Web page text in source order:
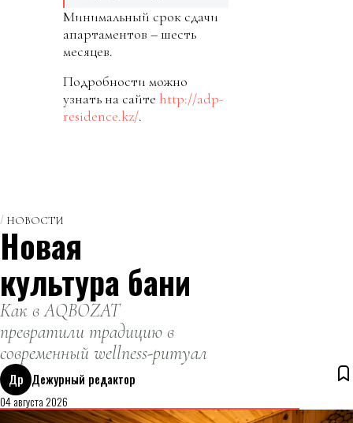
Минимальный срок сдачи
апартаментов – шесть
месяцев.
Подробности можно
узнать на сайте http://adp-
residence.kz/.
НОВОСТИ
Новая
культура бани
Как в AQBOZAT
превратили традицию в
современный wellness-ритуал
Др Дежурный редактор
04 августа 2026